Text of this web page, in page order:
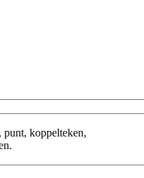
punt, koppelteken,